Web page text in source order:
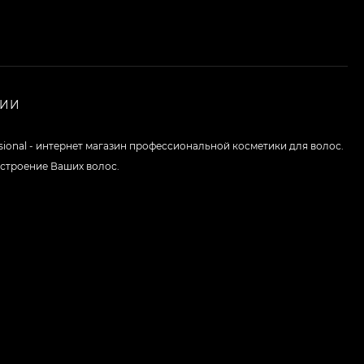
- интернет магазин профессиональной косметики для волос.
Ваших волос.